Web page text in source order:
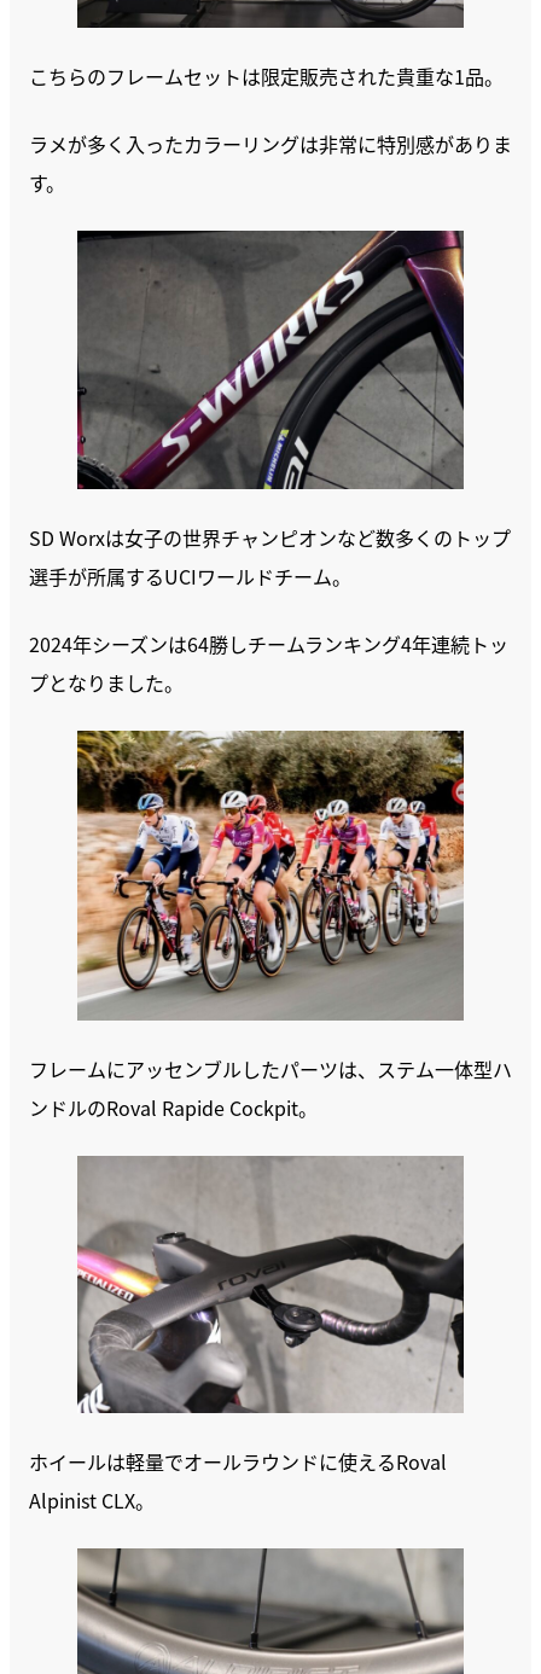
こちらのフレームセットは限定販売された貴重な1品。
ラメが多く入ったカラーリングは非常に特別感がありま
す。
SD Worxは女子の世界チャンピオンなど数多くのトップ
選手が所属するUCIワールドチーム。
2024年シーズンは64勝しチームランキング4年連続トッ
プとなりました。
フレームにアッセンブルしたパーツは、ステム一体型ハ
ンドルのRoval Rapide Cockpit。
ホイールは軽量でオールラウンドに使えるRoval
Alpinist CLX。